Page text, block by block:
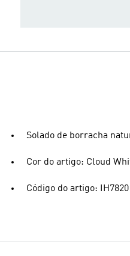
Solado de borracha
Cor do artigo: Cloud
Código do artigo: IH7820